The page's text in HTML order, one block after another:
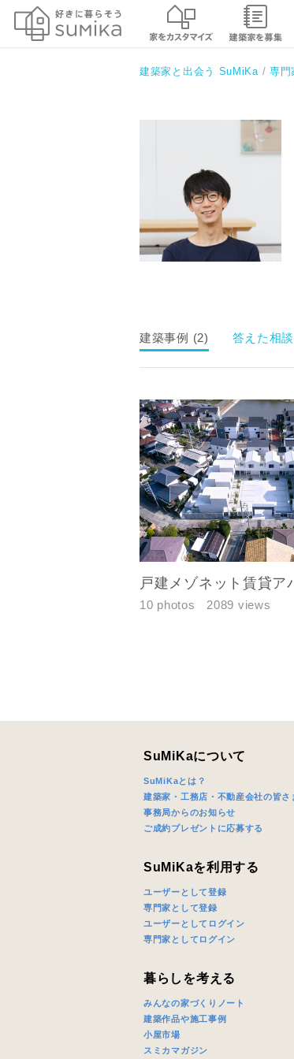
建築家と出会う SuMiKa 専門
Atelier koma一級建築
建築事例 (2) 答えた相
戸建メゾネット賃貸ア
10 photos 2089 views
SuMiKaについて
SuMiKaとは？
建築家・工務店・不動産会社の皆さ
事務局からのお知らせ
ご成約プレゼントに応募する
SuMiKaを利用する
ユーザーとして登録
専門家として登録
ユーザーとしてログイン
専門家としてログイン
暮らしを考える
みんなの家づくりノート
建築作品や施工事例
小屋市場
スミカマガジン